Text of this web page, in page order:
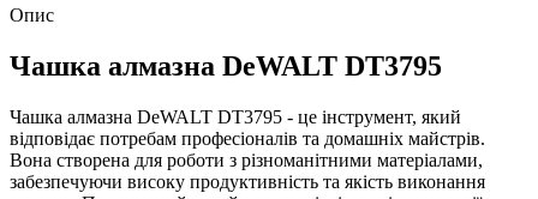
Опис
Чашка алмазна DeWALT DT3795
Чашка алмазна DeWALT DT3795 - це інструмент, який
відповідає потребам професіоналів та домашніх майстрів.
Вона створена для роботи з різноманітними матеріалами,
забезпечуючи високу продуктивність та якість виконання